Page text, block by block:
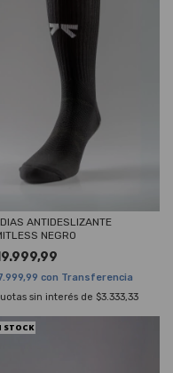
ANTIDESLIZANTE
NEGRO
con Transferencia
sin interés de $3.333,33
STOCK